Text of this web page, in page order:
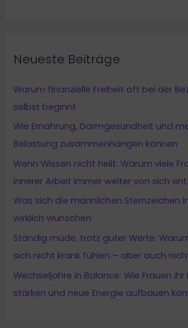
Neueste Beiträge
Warum finanzielle Freiheit oft bei der
selbst beginnt
Wie Ernährung, Darmgesundheit und
Belastung zusammenhängen können
Wenn Wissen nicht heilt: Warum viele
innerer Arbeit immer weiter von sich
Was sich die männlichen Sternzeichen
wirklich wünschen
Ständig müde, trotz guter Werte:
sich nicht krank fühlen – aber auch
Wechseljahre in Balance: Wie Frauen
stärken und neue Energie aufbauen